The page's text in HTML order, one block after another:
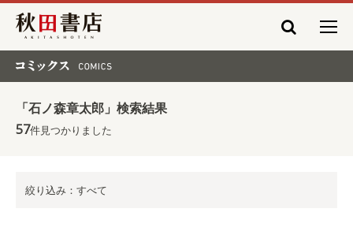
秋田書店
「石ノ森章太郎」検索結果
57件見つかりました
絞り込み：すべて